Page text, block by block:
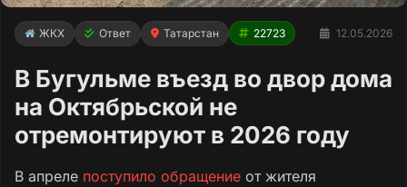
ЖКХ Ответ Татарстан 22723 12.05.2026
В Бугульме въезд во двор дома
на Октябрьской не
отремонтируют в 2026 году
В апреле поступило обращение от жителя